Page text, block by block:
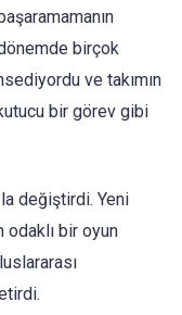
birçok
ve takımın
bir görev gibi
değiştirdi. Yeni
odaklı bir oyun